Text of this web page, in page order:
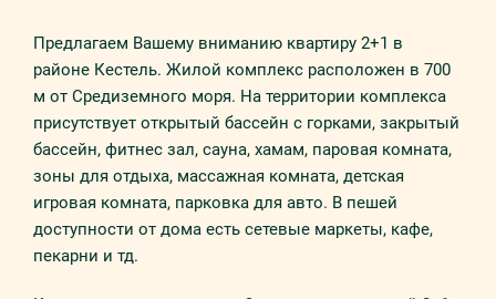
Предлагаем Вашему вниманию квартиру 2+1 в
районе Кестель. Жилой комплекс расположен в 700
м от Средиземного моря. На территории комплекса
присутствует открытый бассейн с горками, закрытый
бассейн, фитнес зал, сауна, хамам, паровая комната,
зоны для отдыха, массажная комната, детская
игровая комната, парковка для авто. В пешей
доступности от дома есть сетевые маркеты, кафе,
пекарни и тд.